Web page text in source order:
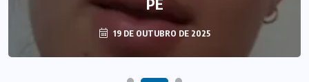
19 DE OUTUBRO DE 2025